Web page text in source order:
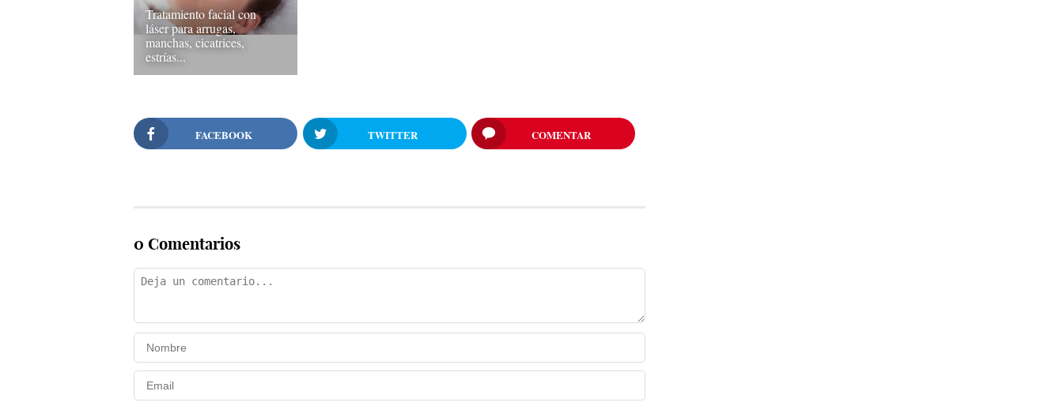
Tratamiento facial con
láser para arrugas,
manchas, cicatrices,
estrías...
FACEBOOK TWITTER COMENTAR
0 Comentarios